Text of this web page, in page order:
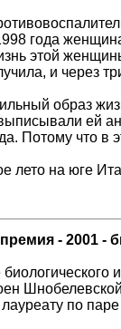
года
этой
и через
образ
ей
Потому что
лето на юге
- 2001 -
по